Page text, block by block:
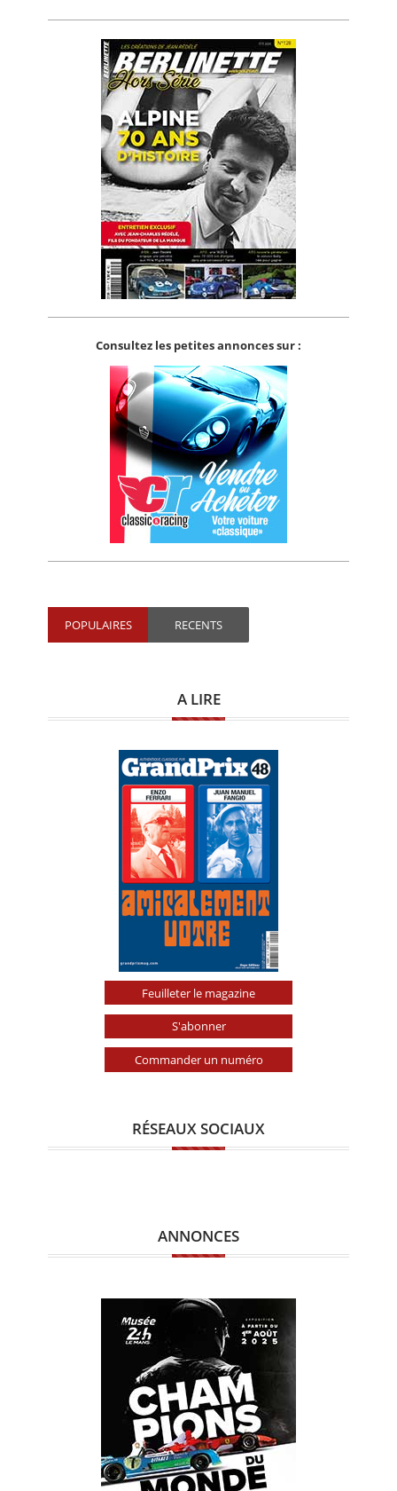
Consultez les petites annonces sur :
POPULAIRES RECENTS
A LIRE
Feuilleter le magazine
S'abonner
Commander un numéro
RÉSEAUX SOCIAUX
ANNONCES